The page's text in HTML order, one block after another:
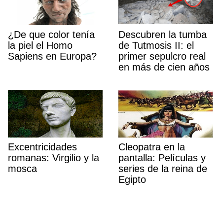
¿De que color tenía
la piel el Homo
Sapiens en Europa?
Descubren la tumba
de Tutmosis II: el
primer sepulcro real
en más de cien años
Excentricidades
romanas: Virgilio y la
mosca
Cleopatra en la
pantalla: Películas y
series de la reina de
Egipto